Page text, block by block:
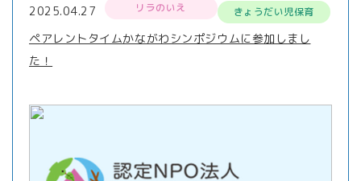
2025.04.27 リラのいえ きょうだい児保育
ペアレントタイムかながわシンポジウムに参加しまし
た！